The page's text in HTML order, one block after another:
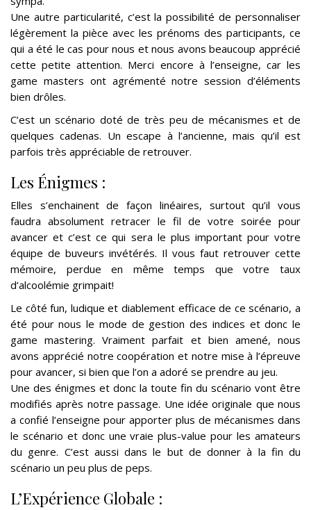
Une autre particularité, c’est la possibilité de personnaliser
légèrement la pièce avec les prénoms des participants, ce
qui a été le cas pour nous et nous avons beaucoup apprécié
cette petite attention. Merci encore à l’enseigne, car les
game masters ont agrémenté notre session d’éléments
bien drôles.
C’est un scénario doté de très peu de mécanismes et de
quelques cadenas. Un escape à l’ancienne, mais qu’il est
parfois très appréciable de retrouver.
Les Énigmes :
Elles s’enchainent de façon linéaires, surtout qu’il vous
faudra absolument retracer le fil de votre soirée pour
avancer et c’est ce qui sera le plus important pour votre
équipe de buveurs invétérés. Il vous faut retrouver cette
mémoire, perdue en même temps que votre taux
d’alcoolémie grimpait!
Le côté fun, ludique et diablement efficace de ce scénario, a
été pour nous le mode de gestion des indices et donc le
game mastering. Vraiment parfait et bien amené, nous
avons apprécié notre coopération et notre mise à l’épreuve
pour avancer, si bien que l’on a adoré se prendre au jeu.
Une des énigmes et donc la toute fin du scénario vont être
modifiés après notre passage. Une idée originale que nous
a confié l’enseigne pour apporter plus de mécanismes dans
le scénario et donc une vraie plus-value pour les amateurs
du genre. C’est aussi dans le but de donner à la fin du
scénario un peu plus de peps.
L’Expérience Globale :